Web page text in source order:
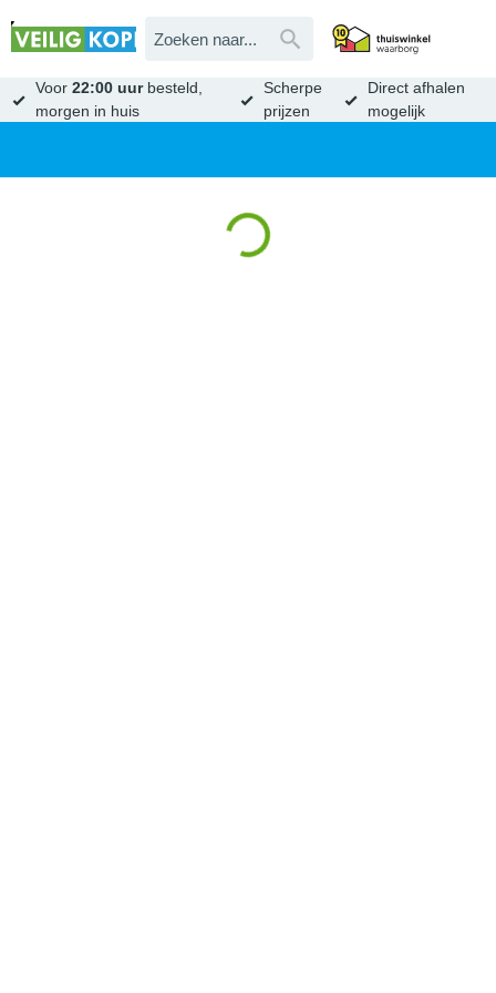
Voor22:00 uurbesteld,
morgen in huis
Scherpe
prijzen
Direct afhalen
mogelijk